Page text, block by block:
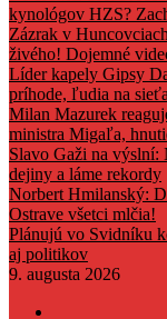
kynológov HZS?
Zázrak v
živého! Dojemné
Líder kapely Gipsy
príhode, ľudia na
Milan Mazurek
ministra Migaľa,
Slavo Gaži na
dejiny a láme rekordy
Norbert Hmilanský:
Ostrave všetci mlčia!
Plánujú vo Svidníku
aj politikov
9. augusta 2026